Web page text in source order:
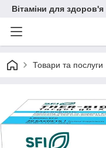
Вітаміни для здоров'я
Товари та послуги